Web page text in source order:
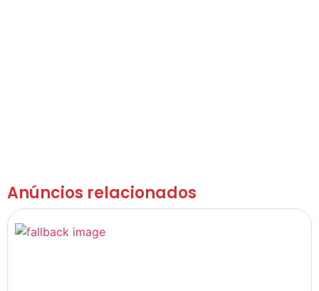
Anúncios relacionados